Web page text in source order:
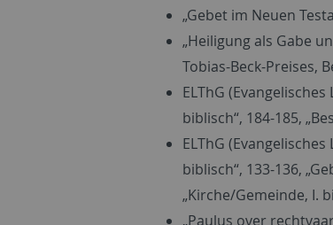
„Gebet im Neuen
„Heiligung als Gabe
Tobias-Beck-Preises,
ELThG
biblisch“, 184-185,
ELThG
biblisch“, 133-136,
„Kirche/Gemeinde, I.
„Paulus over